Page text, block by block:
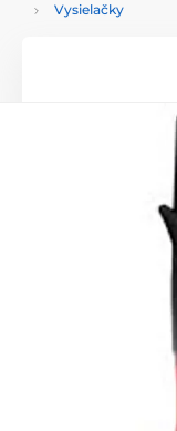
Vysielačky